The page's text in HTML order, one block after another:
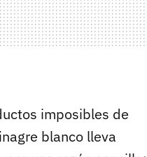
imposibles de
blanco lleva